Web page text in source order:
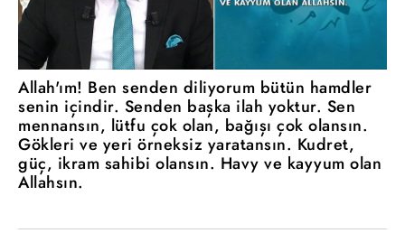
Allah'ım! Ben senden diliyorum bütün hamdler
senin içindir. Senden başka ilah yoktur. Sen
mennansın, lütfu çok olan, bağışı çok olansın.
Gökleri ve yeri örneksiz yaratansın. Kudret,
güç, ikram sahibi olansın. Havy ve kayyum olan
Allahsın.